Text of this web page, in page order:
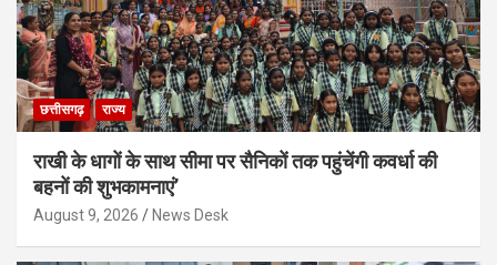
छत्तीसगढ़ राज्य
राखी के धागों के साथ सीमा पर सैनिकों तक पहुंचेंगी कवर्धा की
बहनों की शुभकामनाएं’
August 9, 2026 News Desk